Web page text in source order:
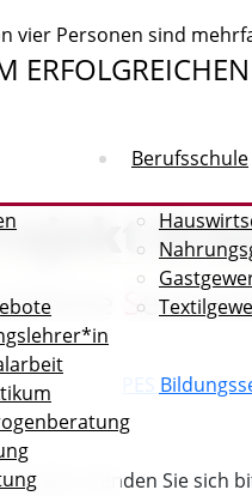
Berufsschule
S
Sie unter:
PES
Fragen, wenden Sie sich